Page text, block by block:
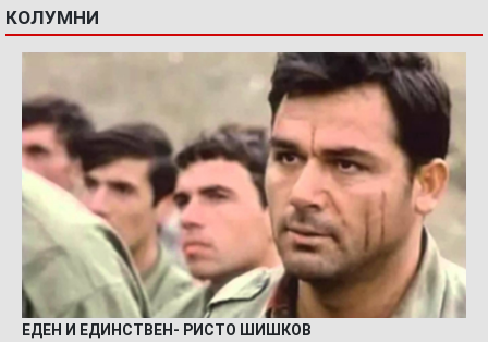
КОЛУМНИ
ЕДЕН И ЕДИНСТВЕН- РИСТО ШИШКОВ